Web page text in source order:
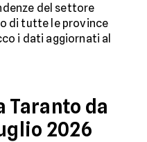
del settore
di tutte le province
i dati aggiornati al
Taranto da
2026